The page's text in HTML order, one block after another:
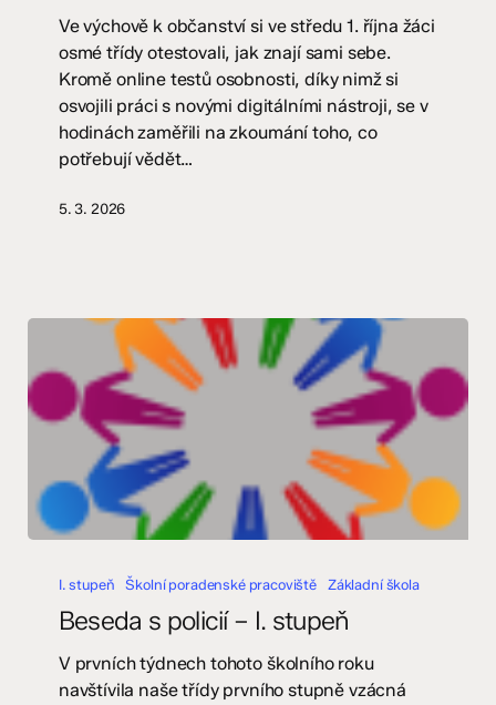
Ve výchově k občanství si ve středu 1. října žáci
osmé třídy otestovali, jak znají sami sebe.
Kromě online testů osobnosti, díky nimž si
osvojili práci s novými digitálními nástroji, se v
hodinách zaměřili na zkoumání toho, co
potřebují vědět…
5. 3. 2026
stupeň
I. stupeň Školní poradenské pracoviště Základní škola
Beseda s policií – I. stupeň
V prvních týdnech tohoto školního roku
navštívila naše třídy prvního stupně vzácná